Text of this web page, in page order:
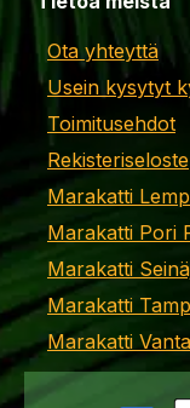
Ota yhteyttä
Usein kysytyt
Toimitusehdot
Rekisteriseloste
Marakatti
Marakatti Pori
Marakatti
Marakatti
Marakatti